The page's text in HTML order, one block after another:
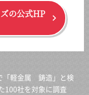
の公式HP
「軽金属 鋳造」と検
100社を対象に調査